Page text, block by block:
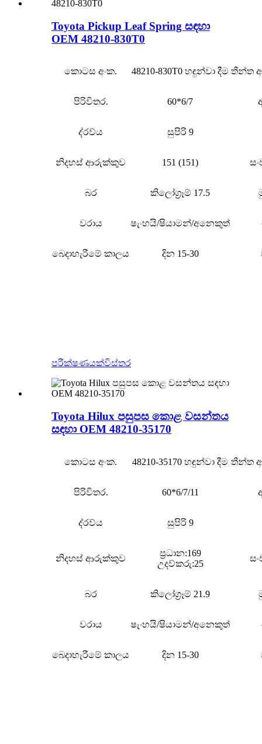
Toyota Pickup Leaf Spring සඳහා
OEM 48210-830T0
කොටස අංක. 48210-830T0 හඳුන්වා දීම තීන්ත
පිරිවිතර. 60*6/7
ද්රව්ය සුපිරි 9
නිදහස් ආරුක්කුව 151 (151)
බර කිලෝග්‍රෑම් 17.5
වරාය ෂැංහයි/ෂියාමන්/අනෙකුත්
බෙදාහැරීමේ කාලය දින 15-30
පරීක්ෂණයක්විස්තර
Toyota Hilux පසුපස කොළ වසන්තය
සඳහා OEM 48210-35170
කොටස අංක. 48210-35170 හඳුන්වා දීම තීන්ත
පිරිවිතර. 60*6/7/11
ද්රව්ය සුපිරි 9
නිදහස් ආරුක්කුව
ප්‍රධාන:169
උදව්කරු:25
බර කිලෝග්‍රෑම් 21.9
වරාය ෂැංහයි/ෂියාමන්/අනෙකුත්
බෙදාහැරීමේ කාලය දින 15-30